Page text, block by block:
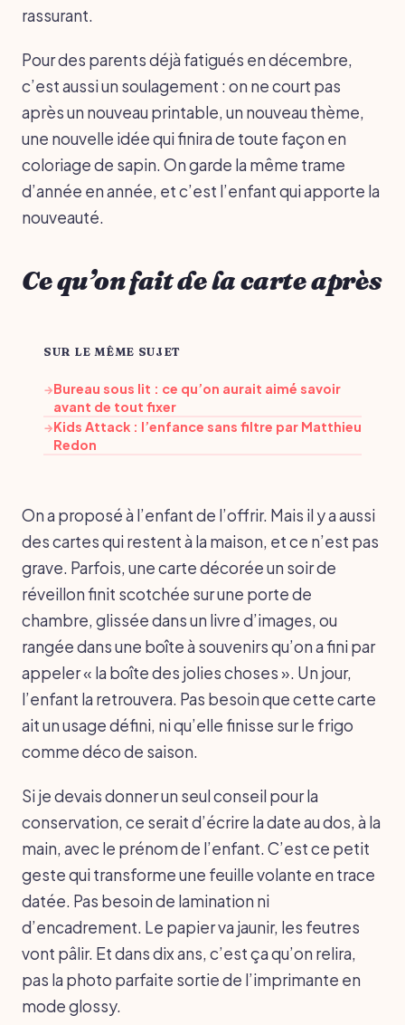
rassurant.
Pour des parents déjà fatigués en décembre,
c’est aussi un soulagement : on ne court pas
après un nouveau printable, un nouveau thème,
une nouvelle idée qui finira de toute façon en
coloriage de sapin. On garde la même trame
d’année en année, et c’est l’enfant qui apporte la
nouveauté.
Ce qu’on fait de la carte après
SUR LE MÊME SUJET
→Bureau sous lit : ce qu’on aurait aimé savoir
avant de tout fixer
→Kids Attack : l’enfance sans filtre par Matthieu
Redon
On a proposé à l’enfant de l’offrir. Mais il y a aussi
des cartes qui restent à la maison, et ce n’est pas
grave. Parfois, une carte décorée un soir de
réveillon finit scotchée sur une porte de
chambre, glissée dans un livre d’images, ou
rangée dans une boîte à souvenirs qu’on a fini par
appeler « la boîte des jolies choses ». Un jour,
l’enfant la retrouvera. Pas besoin que cette carte
ait un usage défini, ni qu’elle finisse sur le frigo
comme déco de saison.
Si je devais donner un seul conseil pour la
conservation, ce serait d’écrire la date au dos, à la
main, avec le prénom de l’enfant. C’est ce petit
geste qui transforme une feuille volante en trace
datée. Pas besoin de lamination ni
d’encadrement. Le papier va jaunir, les feutres
vont pâlir. Et dans dix ans, c’est ça qu’on relira,
pas la photo parfaite sortie de l’imprimante en
mode glossy.